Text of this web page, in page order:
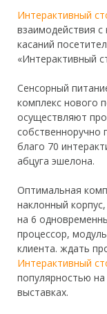
Интерактивный
взаимодействия
касаний
«Интерактивный
Сенсорный
комплекс нового
осуществляют
собственноручно
благо 70
абцуга эшелона.
Оптимальная
наклонный
на 6
процессор,
клиента. ждать
Интерактивный
популярностью
выставках.